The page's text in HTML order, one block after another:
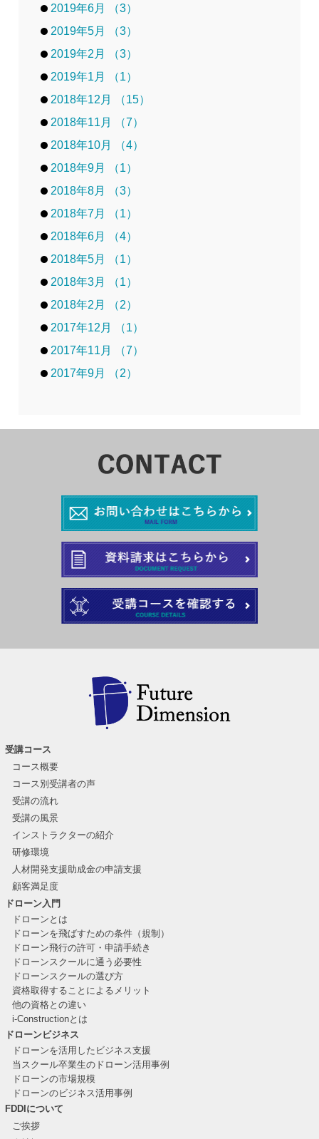
2019年6月 （3）
2019年5月 （3）
2019年2月 （3）
2019年1月 （1）
2018年12月 （15）
2018年11月 （7）
2018年10月 （4）
2018年9月 （1）
2018年8月 （3）
2018年7月 （1）
2018年6月 （4）
2018年5月 （1）
2018年3月 （1）
2018年2月 （2）
2017年12月 （1）
2017年11月 （7）
2017年9月 （2）
受講コース
コース概要
コース別受講者の声
受講の流れ
受講の風景
インストラクターの紹介
研修環境
人材開発支援助成金の申請支援
顧客満足度
ドローン入門
ドローンとは
ドローンを飛ばすための条件（規制）
ドローン飛行の許可・申請手続き
ドローンスクールに通う必要性
ドローンスクールの選び方
資格取得することによるメリット
他の資格との違い
i-Constructionとは
ドローンビジネス
ドローンを活用したビジネス支援
当スクール卒業生のドローン活用事例
ドローンの市場規模
ドローンのビジネス活用事例
FDDIについて
ご挨拶